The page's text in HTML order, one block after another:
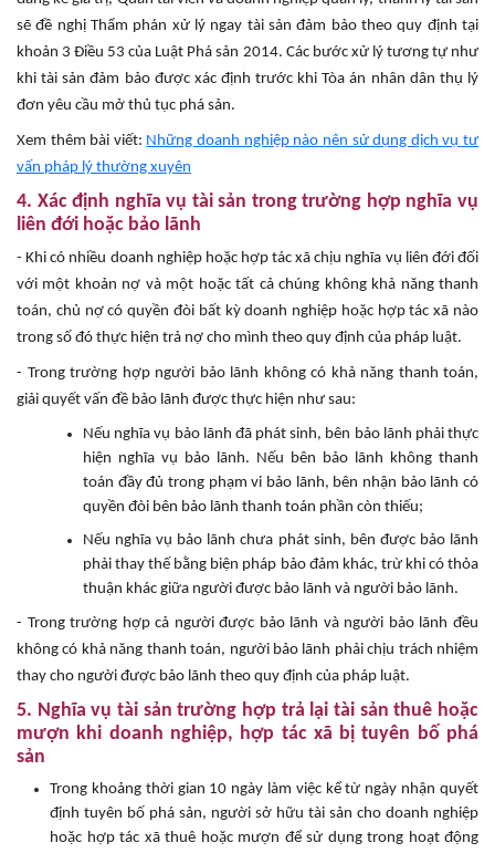
sẽ đề nghị Thẩm phán xử lý ngay tài sản đảm bảo theo quy định tại
khoản 3 Điều 53 của Luật Phá sản 2014. Các bước xử lý tương tự như
khi tài sản đảm bảo được xác định trước khi Tòa án nhân dân thụ lý
đơn yêu cầu mở thủ tục phá sản.
Xem thêm bài viết: Những doanh nghiệp nào nên sử dụng dịch vụ tư
vấn pháp lý thường xuyên
4. Xác định nghĩa vụ tài sản trong trường hợp nghĩa vụ
liên đới hoặc bảo lãnh
- Khi có nhiều doanh nghiệp hoặc hợp tác xã chịu nghĩa vụ liên đới đối
với một khoản nợ và một hoặc tất cả chúng không khả năng thanh
toán, chủ nợ có quyền đòi bất kỳ doanh nghiệp hoặc hợp tác xã nào
trong số đó thực hiện trả nợ cho mình theo quy định của pháp luật.
- Trong trường hợp người bảo lãnh không có khả năng thanh toán,
giải quyết vấn đề bảo lãnh được thực hiện như sau:
Nếu nghĩa vụ bảo lãnh đã phát sinh, bên bảo lãnh phải thực
hiện nghĩa vụ bảo lãnh. Nếu bên bảo lãnh không thanh
toán đầy đủ trong phạm vi bảo lãnh, bên nhận bảo lãnh có
quyền đòi bên bảo lãnh thanh toán phần còn thiếu;
Nếu nghĩa vụ bảo lãnh chưa phát sinh, bên được bảo lãnh
phải thay thế bằng biện pháp bảo đảm khác, trừ khi có thỏa
thuận khác giữa người được bảo lãnh và người bảo lãnh.
- Trong trường hợp cả người được bảo lãnh và người bảo lãnh đều
không có khả năng thanh toán, người bảo lãnh phải chịu trách nhiệm
thay cho người được bảo lãnh theo quy định của pháp luật.
5. Nghĩa vụ tài sản trường hợp trả lại tài sản thuê hoặc
mượn khi doanh nghiệp, hợp tác xã bị tuyên bố phá
sản
Trong khoảng thời gian 10 ngày làm việc kể từ ngày nhận quyết
định tuyên bố phá sản, người sở hữu tài sản cho doanh nghiệp
hoặc hợp tác xã thuê hoặc mượn để sử dụng trong hoạt động